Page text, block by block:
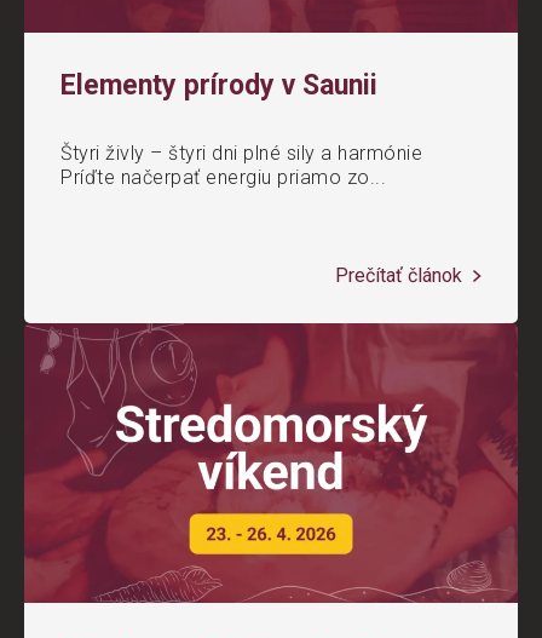
Elementy prírody v Saunii
Štyri živly – štyri dni plné sily a harmónie
Príďte načerpať energiu priamo zo...
Prečítať článok